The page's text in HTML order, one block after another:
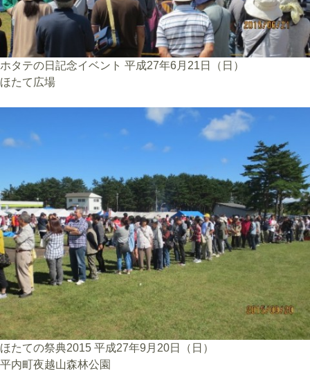
ホタテの日記念イベント 平成27年6月21日（日）
ほたて広場
ほたての祭典2015 平成27年9月20日（日）
平内町夜越山森林公園